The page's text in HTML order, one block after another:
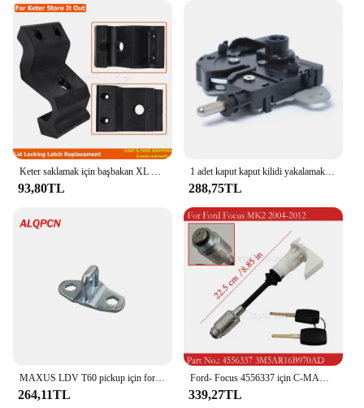
93,80TL
1 adet kaput kaput kilidi yakalamak 3316700ac 3316700bc yedek parçaları Ford Focus MK2 c-max için Fit Kuga odak c-max
288,75TL
MAXUS LDV T60 pickup için forvet ile bagaj mandalı bagaj kapağı kilidi
264,11TL
Ford- Focus 4556337 için C-MAX 3M5AR16B970AD 2003-2007 MK2 2004-2012 2 tuşları ile araba kaput mandalı kilidi silindir tamir kiti
339,27TL